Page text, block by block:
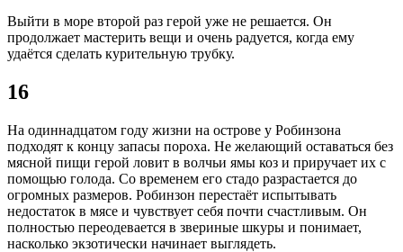
Выйти в море второй раз герой уже не решается. Он
продолжает мастерить вещи и очень радуется, когда ему
удаётся сделать курительную трубку.
16
На одиннадцатом году жизни на острове у Робинзона
подходят к концу запасы пороха. Не желающий оставаться без
мясной пищи герой ловит в волчьи ямы коз и приручает их с
помощью голода. Со временем его стадо разрастается до
огромных размеров. Робинзон перестаёт испытывать
недостаток в мясе и чувствует себя почти счастливым. Он
полностью переодевается в звериные шкуры и понимает,
насколько экзотически начинает выглядеть.